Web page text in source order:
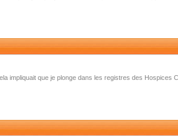
impliquait que je plonge dans les registres des Hospices